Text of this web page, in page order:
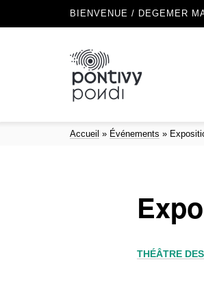
BIENVENUE / DEGEMER
Accueil » Événements »
THÉÂTRE